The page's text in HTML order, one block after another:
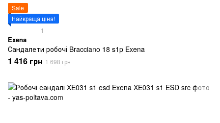
Sale
Найкраща ціна!
1
Exena
Сандалети робочі Bracciano 18 s1p Exena
1 416 грн 1 698 грн